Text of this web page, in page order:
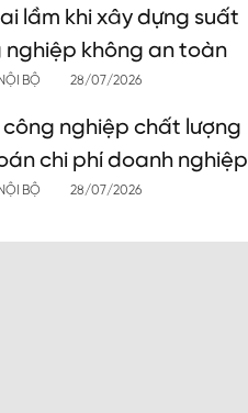
lầm khi xây dựng suất
nghiệp không an toàn
BỘ 28/07/2026
nghiệp chất lượng
chi phí doanh nghiệp
BỘ 28/07/2026